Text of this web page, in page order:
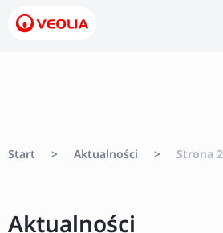
Start > Aktualności > Strona 2
Aktualności